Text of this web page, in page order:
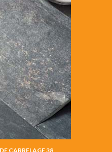
CARRELAGE 38